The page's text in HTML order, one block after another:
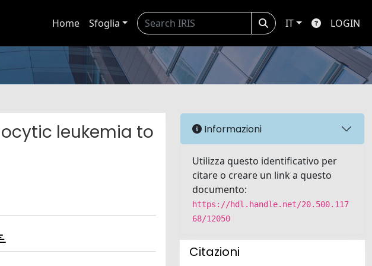
Home Sfoglia IT LOGIN
leukemia to
Informazioni
Utilizza questo identificativo per
citare o creare un link a questo
documento:
https://hdl.handle.net/20.500.117
68/12050
Citazioni